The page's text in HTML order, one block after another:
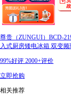
尊贵（ZUNGUI）BCD-
入式厨房矮电冰箱 双变
99%好评 2000+评价
立即抢购
相关推荐